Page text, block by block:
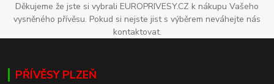
Děkujeme že jste si vybrali EUROPRIVESY.CZ k nákupu Vašeho
vysněného přívěsu. Pokud si nejste jist s výběrem neváhejte nás
kontaktovat.
PŘÍVĚSY PLZEŇ